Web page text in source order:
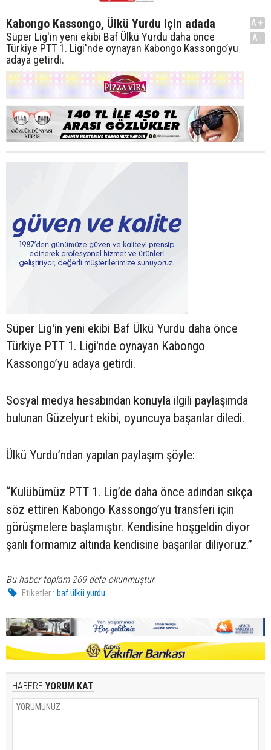
Kabongo Kassongo, Ülkü Yurdu için adada
Süper Lig'in yeni ekibi Baf Ülkü Yurdu daha önce
Türkiye PTT 1. Ligi'nde oynayan Kabongo Kassongo’yu
adaya getirdi.
A+
A-
Süper Lig'in yeni ekibi Baf Ülkü Yurdu daha önce
Türkiye PTT 1. Ligi'nde oynayan Kabongo
Kassongo’yu adaya getirdi.
Sosyal medya hesabından konuyla ilgili paylaşımda
bulunan Güzelyurt ekibi, oyuncuya başarılar diledi.
Ülkü Yurdu’ndan yapılan paylaşım şöyle:
“Kulübümüz PTT 1. Lig’de daha önce adından sıkça
söz ettiren Kabongo Kassongo’yu transferi için
görüşmelere başlamıştır. Kendisine hoşgeldin diyor
şanlı formamız altında kendisine başarılar diliyoruz.”
Bu haber toplam 269 defa okunmuştur
Etiketler : baf ülkü yurdu
HABERE YORUM KAT